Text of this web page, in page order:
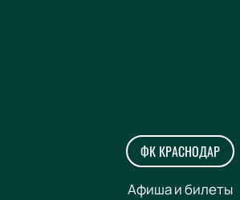
ФК КРАСНОДАР
Афиша и билеты